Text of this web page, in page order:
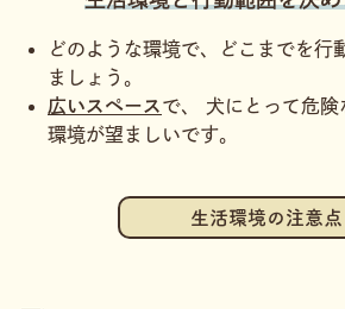
どのような環境で、どこまでを行
ましょう。
広いスペース で、 犬にとって危険
環境が望ましいです。
生活環境の注意点